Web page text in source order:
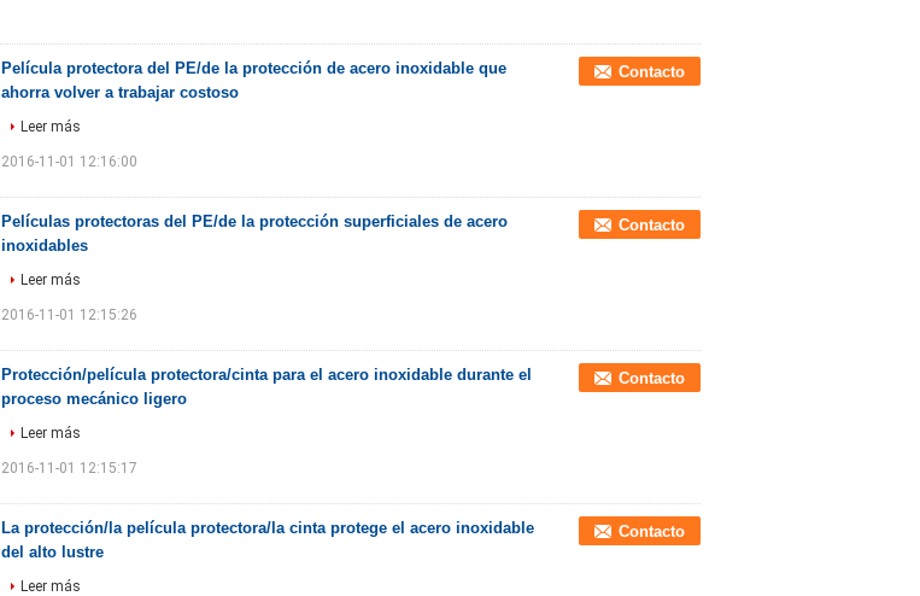
Película protectora del PE/de la protección de acero inoxidable que
ahorra volver a trabajar costoso
Contacto
Leer más
2016-11-01 12:16:00
Películas protectoras del PE/de la protección superficiales de acero
inoxidables
Contacto
Leer más
2016-11-01 12:15:26
Protección/película protectora/cinta para el acero inoxidable durante el
proceso mecánico ligero
Contacto
Leer más
2016-11-01 12:15:17
La protección/la película protectora/la cinta protege el acero inoxidable
del alto lustre
Contacto
Leer más